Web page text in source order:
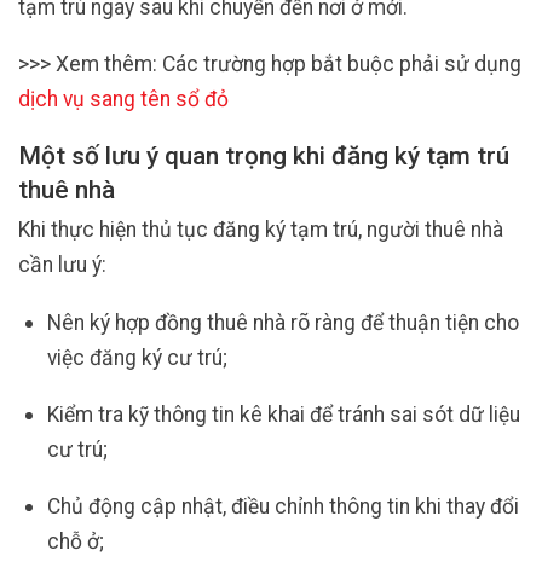
tạm trú ngay sau khi chuyển đến nơi ở mới.
>>> Xem thêm: Các trường hợp bắt buộc phải sử dụng
dịch vụ sang tên sổ đỏ
Một số lưu ý quan trọng khi đăng ký tạm trú
thuê nhà
Khi thực hiện thủ tục đăng ký tạm trú, người thuê nhà
cần lưu ý:
Nên ký hợp đồng thuê nhà rõ ràng để thuận tiện cho
việc đăng ký cư trú;
Kiểm tra kỹ thông tin kê khai để tránh sai sót dữ liệu
cư trú;
Chủ động cập nhật, điều chỉnh thông tin khi thay đổi
chỗ ở;